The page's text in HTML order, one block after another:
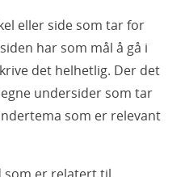
eller side som tar for
har som mål å gå i
det helhetlig. Der det
undersider som tar
som er relevant